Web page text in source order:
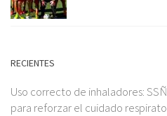
RECIENTES
Uso correcto de inhaladores:
para reforzar el cuidado